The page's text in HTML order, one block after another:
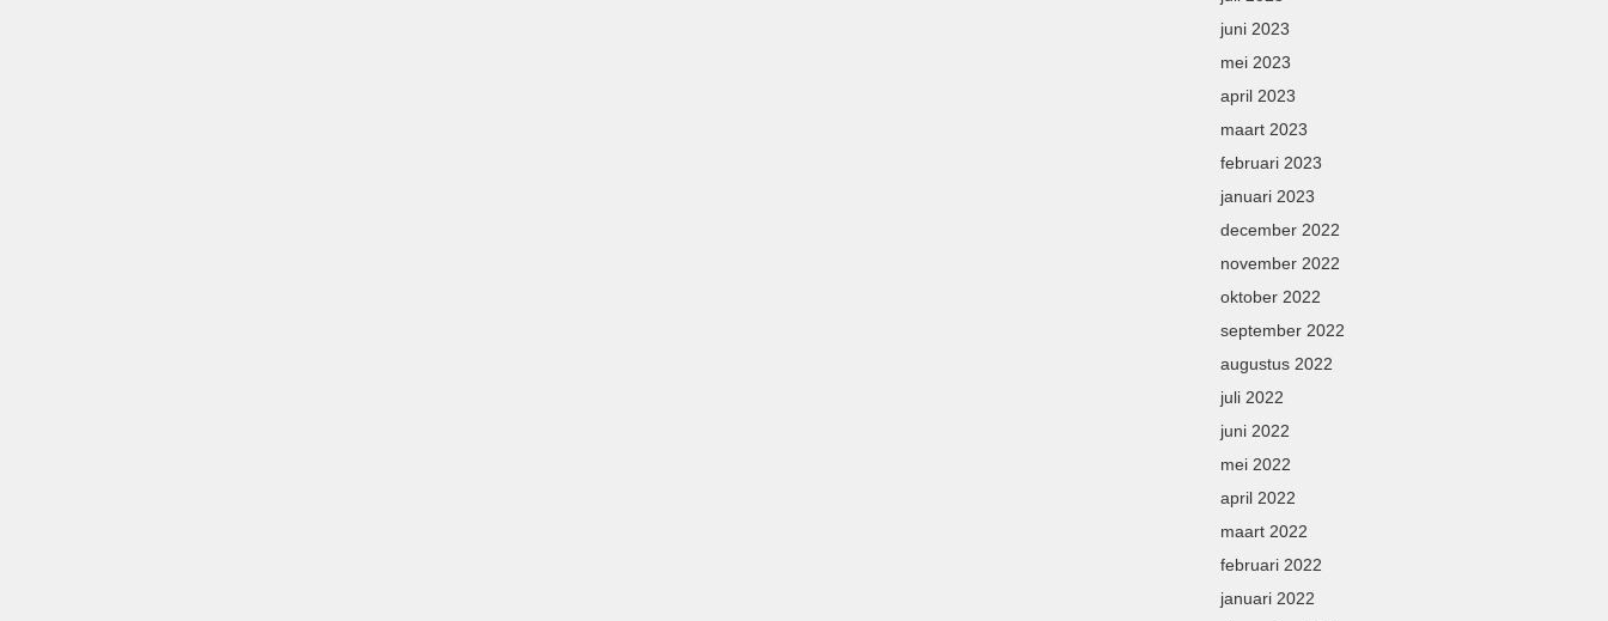
juni 2023
mei 2023
april 2023
maart 2023
februari 2023
januari 2023
december 2022
november 2022
oktober 2022
september 2022
augustus 2022
juli 2022
juni 2022
mei 2022
april 2022
maart 2022
februari 2022
januari 2022